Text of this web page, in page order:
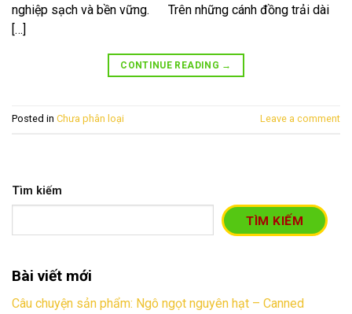
nghiệp sạch và bền vững. Trên những cánh đồng trải dài
[…]
CONTINUE READING →
Posted in Chưa phân loại Leave a comment
Tìm kiếm
TÌM KIẾM
Bài viết mới
Câu chuyện sản phẩm: Ngô ngọt nguyên hạt – Canned